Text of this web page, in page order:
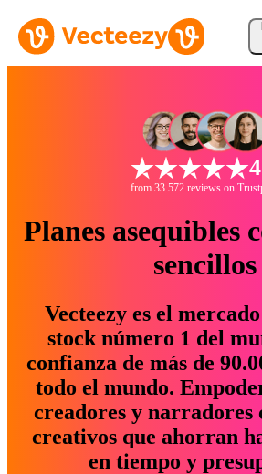
from 33.572 reviews on
Planes asequibles
sencillos
Vecteezy es el
stock número 1 del
confianza de más de
todo el mundo.
creadores y narradores
creativos que ahorran
en tiempo y